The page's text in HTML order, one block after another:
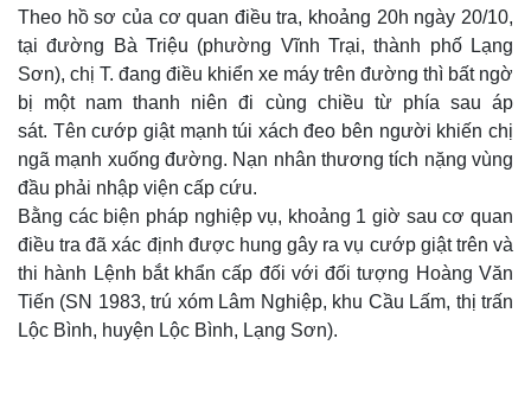
Theo hồ sơ của cơ quan điều tra, khoảng 20h ngày 20/10,
tại đường Bà Triệu (phường Vĩnh Trại, thành phố Lạng
Sơn), chị T. đang điều khiển xe máy trên đường thì bất ngờ
bị một nam thanh niên đi cùng chiều từ phía sau áp
sát. Tên cướp giật mạnh túi xách đeo bên người khiến chị
ngã mạnh xuống đường. Nạn nhân thương tích nặng vùng
đầu phải nhập viện cấp cứu.
Bằng các biện pháp nghiệp vụ, khoảng 1 giờ sau cơ quan
điều tra đã xác định được hung gây ra vụ cướp giật trên và
thi hành Lệnh bắt khẩn cấp đối với đối tượng Hoàng Văn
Tiến (SN 1983, trú xóm Lâm Nghiệp, khu Cầu Lấm, thị trấn
Lộc Bình, huyện Lộc Bình, Lạng Sơn).